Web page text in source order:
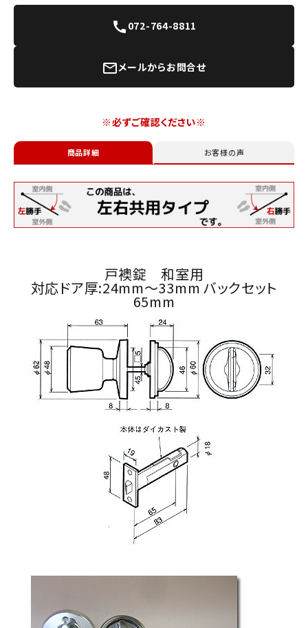
call 072-764-8811
mail_outlineメールからお問合せ
※必ずご確認ください※
商品詳細 お客様の声
戸襖錠 和室用
対応ドア厚:24mm～33mm バックセット
65mm